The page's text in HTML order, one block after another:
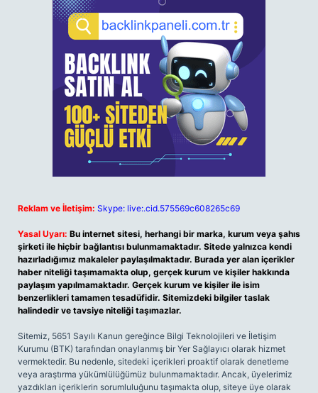
Reklam ve İletişim: Skype: live:.cid.575569c608265c69
Yasal Uyarı: Bu internet sitesi, herhangi bir marka, kurum veya şahıs
şirketi ile hiçbir bağlantısı bulunmamaktadır. Sitede yalnızca kendi
hazırladığımız makaleler paylaşılmaktadır. Burada yer alan içerikler
haber niteliği taşımamakta olup, gerçek kurum ve kişiler hakkında
paylaşım yapılmamaktadır. Gerçek kurum ve kişiler ile isim
benzerlikleri tamamen tesadüfidir. Sitemizdeki bilgiler taslak
halindedir ve tavsiye niteliği taşımazlar.
Sitemiz, 5651 Sayılı Kanun gereğince Bilgi Teknolojileri ve İletişim
Kurumu (BTK) tarafından onaylanmış bir Yer Sağlayıcı olarak hizmet
vermektedir. Bu nedenle, sitedeki içerikleri proaktif olarak denetleme
veya araştırma yükümlülüğümüz bulunmamaktadır. Ancak, üyelerimiz
yazdıkları içeriklerin sorumluluğunu taşımakta olup, siteye üye olarak